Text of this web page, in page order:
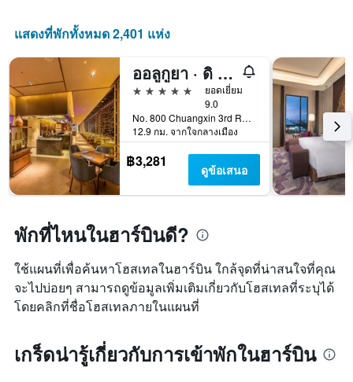
แสดงที่พักทั้งหมด 2,401 แห่ง
ออลูกูยา · ดิ อันบาวด์ คอลเลกชัน บาย ไฮแอท
5 ดาว
ยอดเยี่ยม
9.0
No. 800 Chuangxin 3rd Road, ฮาร์บิน, จีน
12.9 กม. จากใจกลางเมือง
฿3,281 ดูข้อเสนอ
พักที่ไหนในฮาร์บินดี?
ใช้แผนที่เพื่อค้นหาโฮสเทลในฮาร์บิน ใกล้จุดที่น่าสนใจที่คุณ
จะไปบ่อยๆ สามารถดูข้อมูลเพิ่มเติมเกี่ยวกับโฮสเทลที่ระบุได้
โดยคลิกที่ชื่อโฮสเทลภายในแผนที่
เกร็ดน่ารู้เกี่ยวกับการเข้าพักในฮาร์บิน